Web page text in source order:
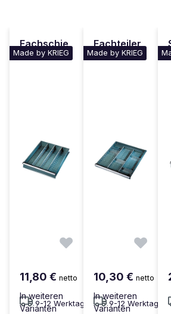
Made by KRIEG
Fachschie
ne
11,80 €netto
9-12 Werktage
In weiteren
Varianten
Made by KRIEG
Fachteiler
10,30 €netto
9-12 Werktage
In weiteren
Varianten